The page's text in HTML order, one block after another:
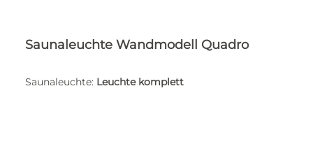
Saunaleuchte Wandmodell Quadro
Saunaleuchte: Leuchte komplett